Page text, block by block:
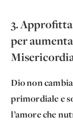
3.
per
Dio non
primordiale e
l’amore che